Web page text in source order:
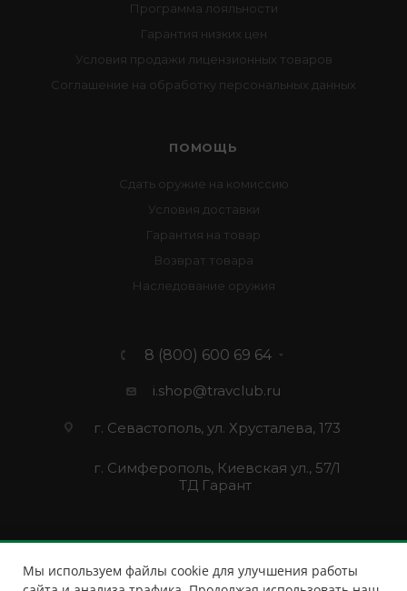
Программа лояльности
Гарантия низких цен
Условия продажи лицензионных товаров
Соглашение на обработку персональных данных
ПОМОЩЬ
Сдать оружие на комиссию
Условия доставки
Гарантия на товар
Возврат товара
Наследование оружия
8 (800) 600 69 64
i.shop@travclub.ru
г. Севастополь, ул. Хрусталева, 173
г. Симферополь, Киевская ул., 57/1
ТД Гарант
Мы используем файлы cookie для улучшения работы